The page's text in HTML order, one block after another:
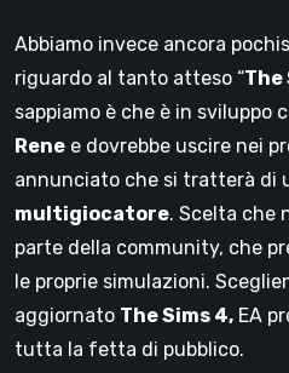
Abbiamo invece ancora
riguardo al tanto atteso “The
sappiamo è che è in sviluppo
Rene e dovrebbe uscire nei
annunciato che si tratterà di
multigiocatore. Scelta che
parte della community, che
le proprie simulazioni.
aggiornato The Sims 4, EA
tutta la fetta di pubblico.